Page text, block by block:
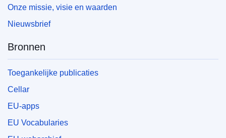
Onze missie, visie en waarden
Nieuwsbrief
Bronnen
Toegankelijke publicaties
Cellar
EU-apps
EU Vocabularies